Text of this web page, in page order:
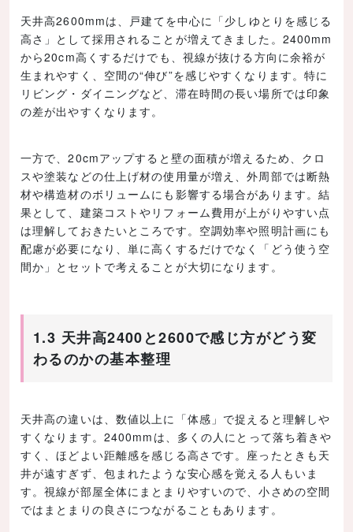
天井高2600mmは、戸建てを中心に「少しゆとりを感じる
高さ」として採用されることが増えてきました。2400mm
から20cm高くするだけでも、視線が抜ける方向に余裕が
生まれやすく、空間の“伸び”を感じやすくなります。特に
リビング・ダイニングなど、滞在時間の長い場所では印象
の差が出やすくなります。
一方で、20cmアップすると壁の面積が増えるため、クロ
スや塗装などの仕上げ材の使用量が増え、外周部では断熱
材や構造材のボリュームにも影響する場合があります。結
果として、建築コストやリフォーム費用が上がりやすい点
は理解しておきたいところです。空調効率や照明計画にも
配慮が必要になり、単に高くするだけでなく「どう使う空
間か」とセットで考えることが大切になります。
1.3 天井高2400と2600で感じ方がどう変
わるのかの基本整理
天井高の違いは、数値以上に「体感」で捉えると理解しや
すくなります。2400mmは、多くの人にとって落ち着きや
すく、ほどよい距離感を感じる高さです。座ったときも天
井が遠すぎず、包まれたような安心感を覚える人もいま
す。視線が部屋全体にまとまりやすいので、小さめの空間
ではまとまりの良さにつながることもあります。